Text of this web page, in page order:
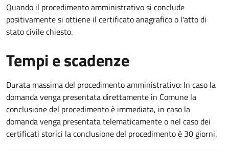
Quando il procedimento amministrativo si conclude
positivamente si ottiene il certificato anagrafico o l'atto di
stato civile chiesto.
Tempi e scadenze
Durata massima del procedimento amministrativo: In caso la
domanda venga presentata direttamente in Comune la
conclusione del procedimento è immediata, in caso la
domanda venga presentata telematicamente o nel caso dei
certificati storici la conclusione del procedimento è 30 giorni.